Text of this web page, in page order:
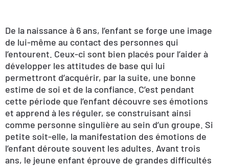
De la naissance à 6 ans, l’enfant se forge une image
de lui-même au contact des personnes qui
l’entourent. Ceux-ci sont bien placés pour l’aider à
développer les attitudes de base qui lui
permettront d’acquérir, par la suite, une bonne
estime de soi et de la confiance. C’est pendant
cette période que l’enfant découvre ses émotions
et apprend à les réguler, se construisant ainsi
comme personne singulière au sein d’un groupe. Si
petite soit-elle, la manifestation des émotions de
l’enfant déroute souvent les adultes. Avant trois
ans, le jeune enfant éprouve de grandes difficultés